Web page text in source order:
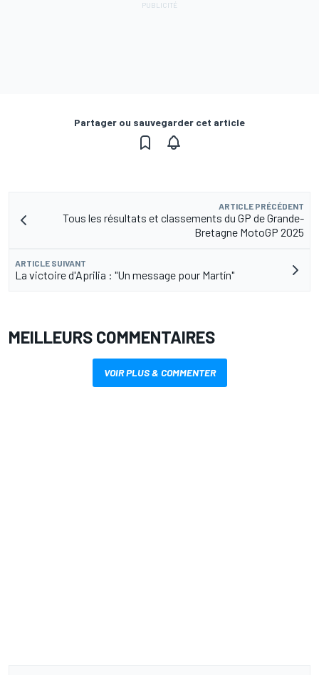
Partager ou sauvegarder cet article
ARTICLE PRÉCÉDENT
Tous les résultats et classements du GP de Grande-
Bretagne MotoGP 2025
ARTICLE SUIVANT
La victoire d'Aprilia : "Un message pour Martín"
MEILLEURS COMMENTAIRES
VOIR PLUS & COMMENTER